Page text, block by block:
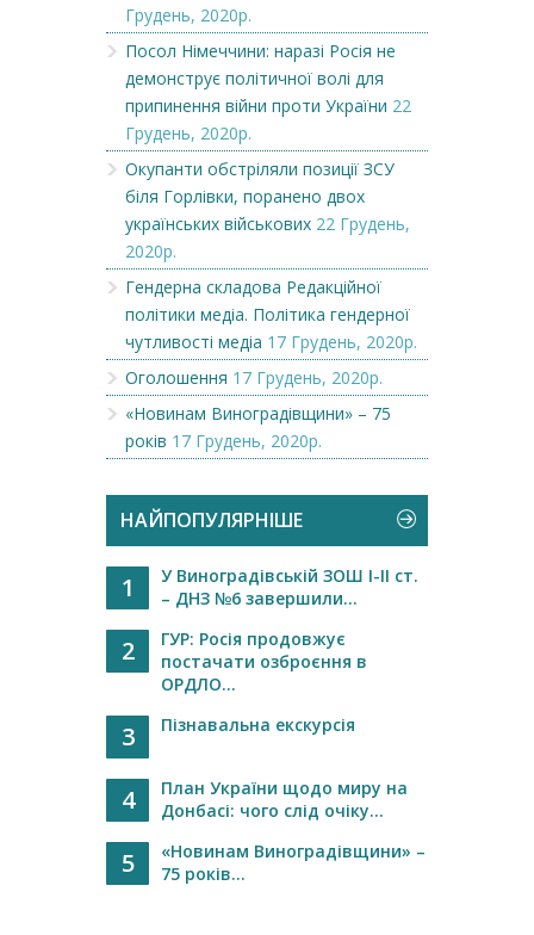
Грудень, 2020р.
Посол Німеччини: наразі Росія не
демонструє політичної волі для
припинення війни проти України 22
Грудень, 2020р.
Окупанти обстріляли позиції ЗСУ
біля Горлівки, поранено двох
українських військових 22 Грудень,
2020р.
Гендерна складова Редакційної
політики медіа. Політика гендерної
чутливості медіа 17 Грудень, 2020р.
Оголошення 17 Грудень, 2020р.
«Новинам Виноградівщини» – 75
років 17 Грудень, 2020р.
НАЙПОПУЛЯРНІШЕ
1
У Виноградівській ЗОШ І-ІІ ст.
– ДНЗ №6 завершили...
2
ГУР: Росія продовжує
постачати озброєння в
ОРДЛО...
3 Пізнавальна екскурсія
4
План України щодо миру на
Донбасі: чого слід очіку...
5
«Новинам Виноградівщини» –
75 років...